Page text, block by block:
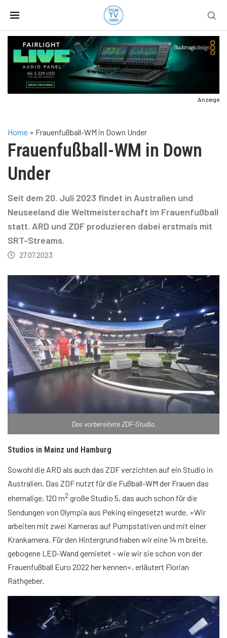
Anzeige
Home » Frauenfußball-WM in Down Under
Frauenfußball-WM in Down
Under
Seit dem 20. Juli 2023 findet in Australien und
Neuseeland die Weltmeisterschaft im Frauenfußball
statt. ARD und ZDF produzieren dabei erstmals mit
SRT-Streams.
27.07.2023
Das vorbereitete ZDF-Studio.
Studios in Mainz und Hamburg
Sowohl die ARD als auch das ZDF verzichten auf ein Studio in
Australien. Das ZDF nutzt für die Fußball-WM der Frauen das
ehemalige, 120 m2große Studio 5, das auch schon für die
Sendungen von Olympia aus Peking eingesetzt wurde. »Wir
arbeiten mit zwei Kameras auf Pumpstativen und mit einer
Krankamera. Für den Hintergrund haben wir eine 14 m breite,
gebogene LED-Wand gemietet – wie wir sie schon von der
Frauenfußball Euro 2022 her kennen«, erläutert Florian
Rathgeber.